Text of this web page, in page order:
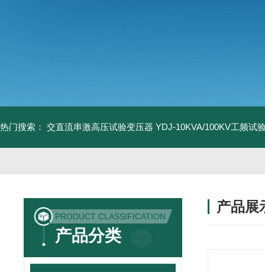
热门搜索： 交直流串激高压试验变压器 YDJ-10KVA/100KV工频试
PRODUCT CLASSIFICATION
产品分类
产品展